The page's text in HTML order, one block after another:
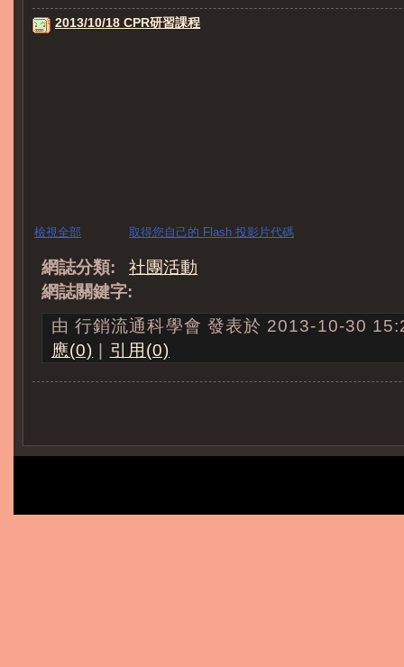
2013/10/18 CPR研習課程
檢視全部 取得您自己的 Flash 投影片代碼
網誌分類:
社團活動
網誌關鍵字:
由 行銷流通科學會 發表於 2013-10-30
應(0)
引用(0)